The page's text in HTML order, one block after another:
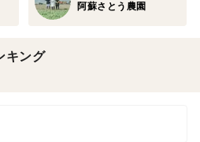
阿蘇さとう農園
キング